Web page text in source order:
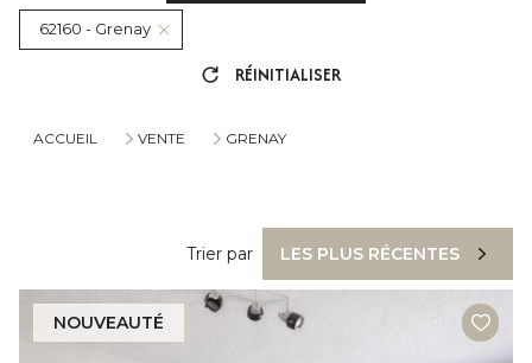
62160 - Grenay
RÉINITIALISER
ACCUEIL VENTE GRENAY
Trier par LES PLUS RÉCENTES
NOUVEAUTÉ